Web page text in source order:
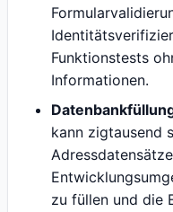
Funktionstests
Informationen.
kann zigtausend
zu füllen und die